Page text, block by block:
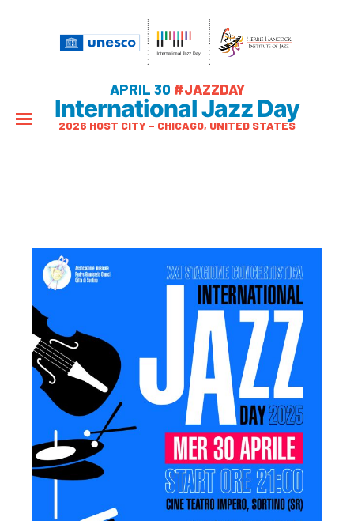
APRIL 30 #JAZZDAY
International Jazz Day
2026 HOST CITY – CHICAGO, UNITED STATES